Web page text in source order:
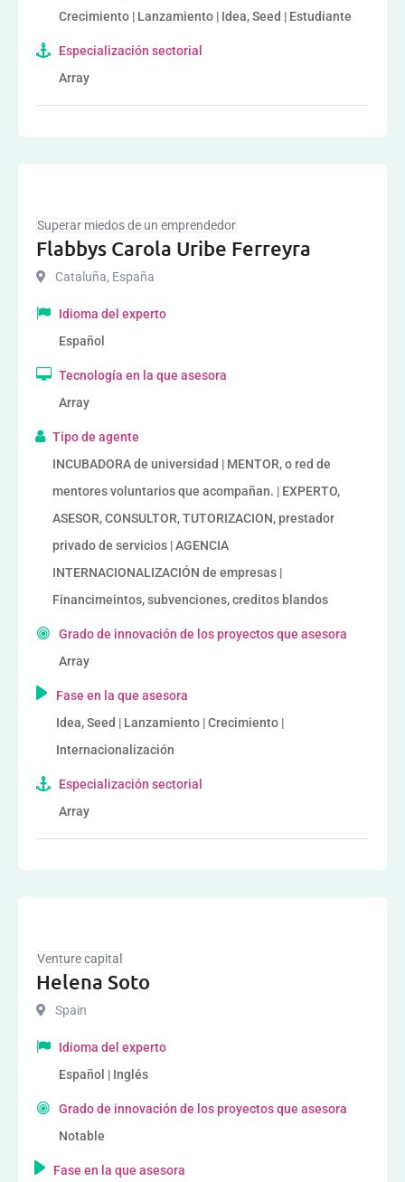
Crecimiento | Lanzamiento | Idea, Seed | Estudiante
Especialización sectorial
Array
Superar miedos de un emprendedor
Flabbys Carola Uribe Ferreyra
Cataluña, España
Idioma del experto
Español
Tecnología en la que asesora
Array
Tipo de agente
INCUBADORA de universidad | MENTOR, o red de
mentores voluntarios que acompañan. | EXPERTO,
ASESOR, CONSULTOR, TUTORIZACION, prestador
privado de servicios | AGENCIA
INTERNACIONALIZACIÓN de empresas |
Financimeintos, subvenciones, creditos blandos
Grado de innovación de los proyectos que asesora
Array
Fase en la que asesora
Idea, Seed | Lanzamiento | Crecimiento |
Internacionalización
Especialización sectorial
Array
Venture capital
Helena Soto
Spain
Idioma del experto
Español | Inglés
Grado de innovación de los proyectos que asesora
Notable
Fase en la que asesora